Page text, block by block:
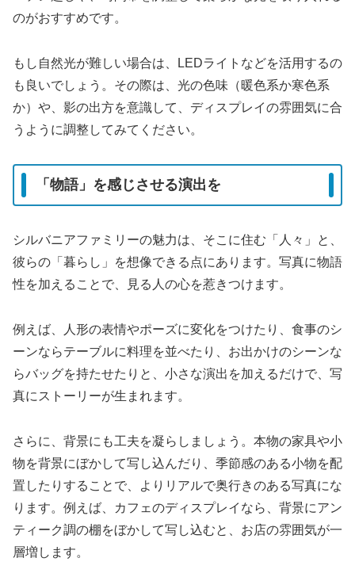
のがおすすめです。
もし自然光が難しい場合は、LEDライトなどを活用するの
も良いでしょう。その際は、光の色味（暖色系か寒色系
か）や、影の出方を意識して、ディスプレイの雰囲気に合
うように調整してみてください。
「物語」を感じさせる演出を
シルバニアファミリーの魅力は、そこに住む「人々」と、
彼らの「暮らし」を想像できる点にあります。写真に物語
性を加えることで、見る人の心を惹きつけます。
例えば、人形の表情やポーズに変化をつけたり、食事のシ
ーンならテーブルに料理を並べたり、お出かけのシーンな
らバッグを持たせたりと、小さな演出を加えるだけで、写
真にストーリーが生まれます。
さらに、背景にも工夫を凝らしましょう。本物の家具や小
物を背景にぼかして写し込んだり、季節感のある小物を配
置したりすることで、よりリアルで奥行きのある写真にな
ります。例えば、カフェのディスプレイなら、背景にアン
ティーク調の棚をぼかして写し込むと、お店の雰囲気が一
層増します。